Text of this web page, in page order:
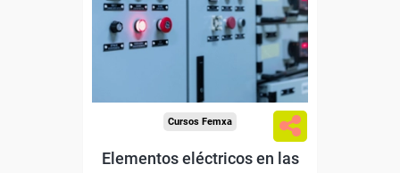
trabajadores y autónomos.
Sector
Cursos Femxa
Elementos eléctricos en las